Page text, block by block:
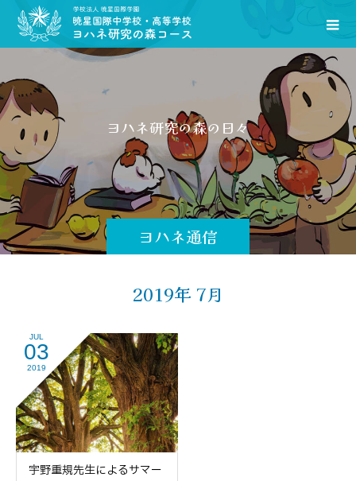
ヨハネ通信
ハネ研究の森の日 々をお
2019年 7月
JUL
03
2019
宇野重規先生によるサマー